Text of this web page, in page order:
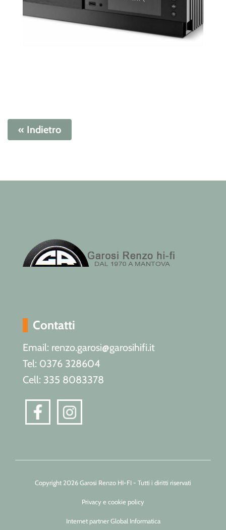
« Indietro
Contatti
Email: renzo.garosi@garosihifi.it
Tel: 0376 328604
Cell: 335 8083378
Copyright 2026 Garosi Renzo HI-FI - Tutti i diritti riservati
Privacy e cookie policy
Internet partner Global Informatica